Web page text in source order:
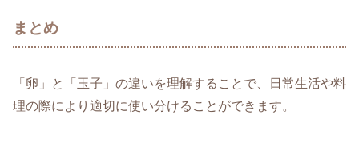
まとめ
「卵」と「玉子」の違いを理解することで、日常生活や料
理の際により適切に使い分けることができます。